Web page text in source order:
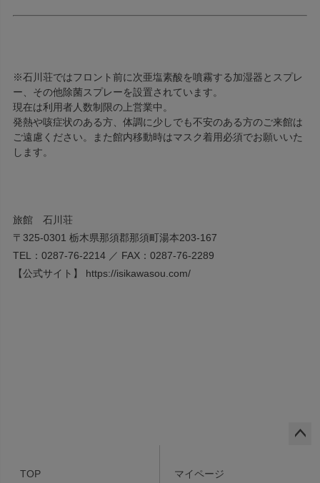
※石川荘ではフロント前に次亜塩素酸を噴霧する加湿器とスプレ
ー、その他除菌スプレーを設置されています。
現在は利用者人数制限の上営業中。
発熱や咳症状のある方、体調に少しでも不安のある方のご来館は
ご遠慮ください。また館内移動時はマスク着用必須でお願いいた
します。
旅館 石川荘
〒325-0301 栃木県那須郡那須町湯本203-167
TEL：0287-76-2214 ／ FAX：0287-76-2289
【公式サイト】 https://isikawasou.com/
TOP マイページ